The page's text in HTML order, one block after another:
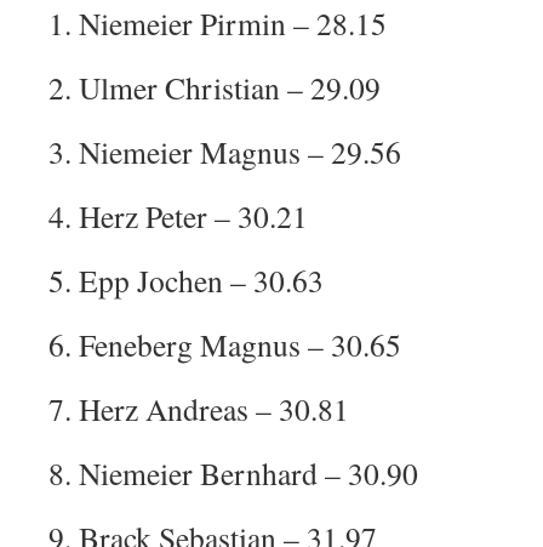
1. Niemeier Pirmin – 28.15
2. Ulmer Christian – 29.09
3. Niemeier Magnus – 29.56
4. Herz Peter – 30.21
5. Epp Jochen – 30.63
6. Feneberg Magnus – 30.65
7. Herz Andreas – 30.81
8. Niemeier Bernhard – 30.90
9. Brack Sebastian – 31.97